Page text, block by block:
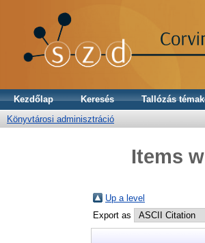
Kezdőlap Keresés Tallózás
Könyvtárosi adminisztráció
Items
Up a level
Export as